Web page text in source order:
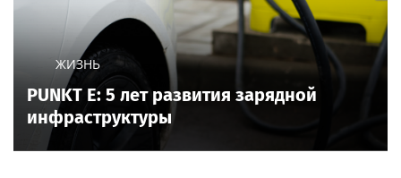
ЖИЗНЬ
PUNKT E: 5 лет развития зарядной
инфраструктуры